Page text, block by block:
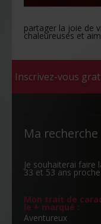
partager la joie de
chaleureuses et
Inscrivez-vous
Ma recherche
Je souhaiterai faire
33 et 53 ans
Mon trait de
le + marqué :
Aventureux